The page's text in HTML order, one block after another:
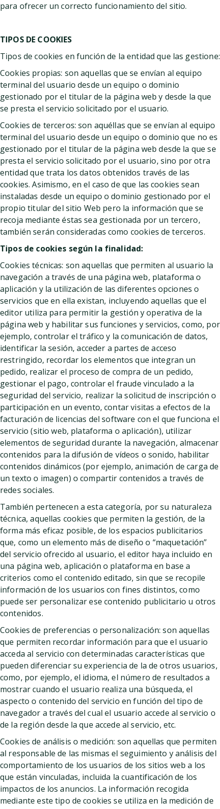
para ofrecer un correcto funcionamiento del sitio.
TIPOS DE COOKIES
Tipos de cookies en función de la entidad que las gestione:
Cookies propias: son aquellas que se envían al equipo
terminal del usuario desde un equipo o dominio
gestionado por el titular de la página web y desde la que
se presta el servicio solicitado por el usuario.
Cookies de terceros: son aquéllas que se envían al equipo
terminal del usuario desde un equipo o dominio que no es
gestionado por el titular de la página web desde la que se
presta el servicio solicitado por el usuario, sino por otra
entidad que trata los datos obtenidos través de las
cookies. Asimismo, en el caso de que las cookies sean
instaladas desde un equipo o dominio gestionado por el
propio titular del sitio Web pero la información que se
recoja mediante éstas sea gestionada por un tercero,
también serán consideradas como cookies de terceros.
Tipos de cookies según la finalidad:
Cookies técnicas: son aquellas que permiten al usuario la
navegación a través de una página web, plataforma o
aplicación y la utilización de las diferentes opciones o
servicios que en ella existan, incluyendo aquellas que el
editor utiliza para permitir la gestión y operativa de la
página web y habilitar sus funciones y servicios, como, por
ejemplo, controlar el tráfico y la comunicación de datos,
identificar la sesión, acceder a partes de acceso
restringido, recordar los elementos que integran un
pedido, realizar el proceso de compra de un pedido,
gestionar el pago, controlar el fraude vinculado a la
seguridad del servicio, realizar la solicitud de inscripción o
participación en un evento, contar visitas a efectos de la
facturación de licencias del software con el que funciona el
servicio (sitio web, plataforma o aplicación), utilizar
elementos de seguridad durante la navegación, almacenar
contenidos para la difusión de vídeos o sonido, habilitar
contenidos dinámicos (por ejemplo, animación de carga de
un texto o imagen) o compartir contenidos a través de
redes sociales.
También pertenecen a esta categoría, por su naturaleza
técnica, aquellas cookies que permiten la gestión, de la
forma más eficaz posible, de los espacios publicitarios
que, como un elemento más de diseño o “maquetación”
del servicio ofrecido al usuario, el editor haya incluido en
una página web, aplicación o plataforma en base a
criterios como el contenido editado, sin que se recopile
información de los usuarios con fines distintos, como
puede ser personalizar ese contenido publicitario u otros
contenidos.
Cookies de preferencias o personalización: son aquellas
que permiten recordar información para que el usuario
acceda al servicio con determinadas características que
pueden diferenciar su experiencia de la de otros usuarios,
como, por ejemplo, el idioma, el número de resultados a
mostrar cuando el usuario realiza una búsqueda, el
aspecto o contenido del servicio en función del tipo de
navegador a través del cual el usuario accede al servicio o
de la región desde la que accede al servicio, etc.
Cookies de análisis o medición: son aquellas que permiten
al responsable de las mismas el seguimiento y análisis del
comportamiento de los usuarios de los sitios web a los
que están vinculadas, incluida la cuantificación de los
impactos de los anuncios. La información recogida
mediante este tipo de cookies se utiliza en la medición de